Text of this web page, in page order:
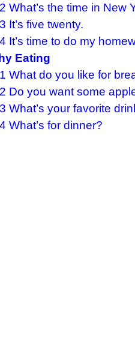
What’s the time in New
It’s five twenty.
It’s time to do my
Eating
What do you like for
Do you want some
What’s your favorite
What’s for dinner?